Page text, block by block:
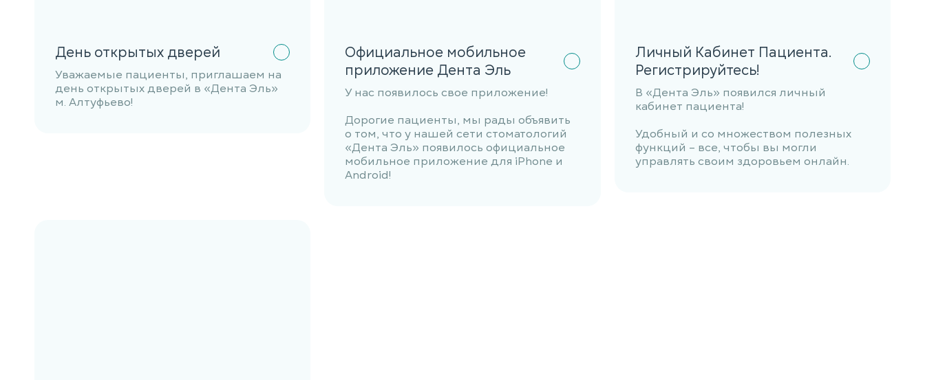
День открытых дверей
Уважаемые пациенты, приглашаем на
день открытых дверей в «Дента Эль»
м. Алтуфьево!
Официальное мобильное
приложение Дента Эль
У нас появилось свое приложение!
Дорогие пациенты, мы рады объявить
о том, что у нашей сети стоматологий
«Дента Эль» появилось официальное
мобильное приложение для iPhone и
Android!
Личный Кабинет Пациента.
Регистрируйтесь!
В «Дента Эль» появился личный
кабинет пациента!
Удобный и со множеством полезных
функций – все, чтобы вы могли
управлять своим здоровьем онлайн.